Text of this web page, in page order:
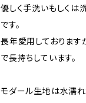
優しく手洗いもしくは
です。
長年愛用しております
で長持ちしています。
モダール生地は水濡れ